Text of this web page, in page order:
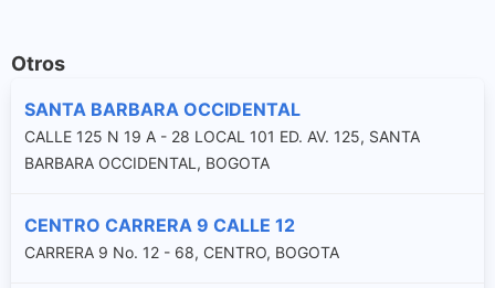
Otros
SANTA BARBARA OCCIDENTAL
CALLE 125 N 19 A - 28 LOCAL 101 ED. AV. 125, SANTA
BARBARA OCCIDENTAL, BOGOTA
CENTRO CARRERA 9 CALLE 12
CARRERA 9 No. 12 - 68, CENTRO, BOGOTA